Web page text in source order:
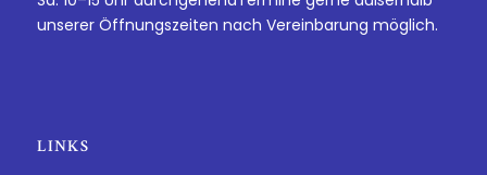
unserer Öffnungszeiten nach Vereinbarung möglich.
LINKS